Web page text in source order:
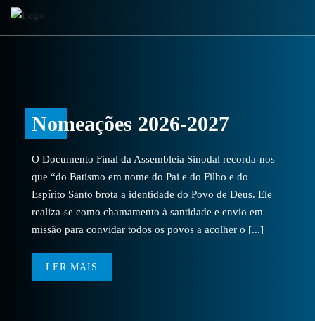
Nomeações 2026-2027
O Documento Final da Assembleia Sinodal recorda-nos
que “do Batismo em nome do Pai e do Filho e do
Espírito Santo brota a identidade do Povo de Deus. Ele
realiza-se como chamamento à santidade e envio em
missão para convidar todos os povos a acolher o [...]
LER MAIS